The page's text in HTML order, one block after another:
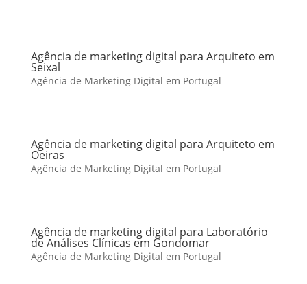
Agência de marketing digital para Arquiteto em
Seixal
Agência de Marketing Digital em Portugal
Agência de marketing digital para Arquiteto em
Oeiras
Agência de Marketing Digital em Portugal
Agência de marketing digital para Laboratório
de Análises Clínicas em Gondomar
Agência de Marketing Digital em Portugal